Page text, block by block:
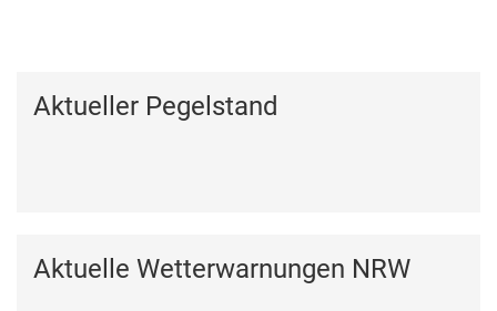
Aktueller Pegelstand
Aktuelle Wetterwarnungen NRW